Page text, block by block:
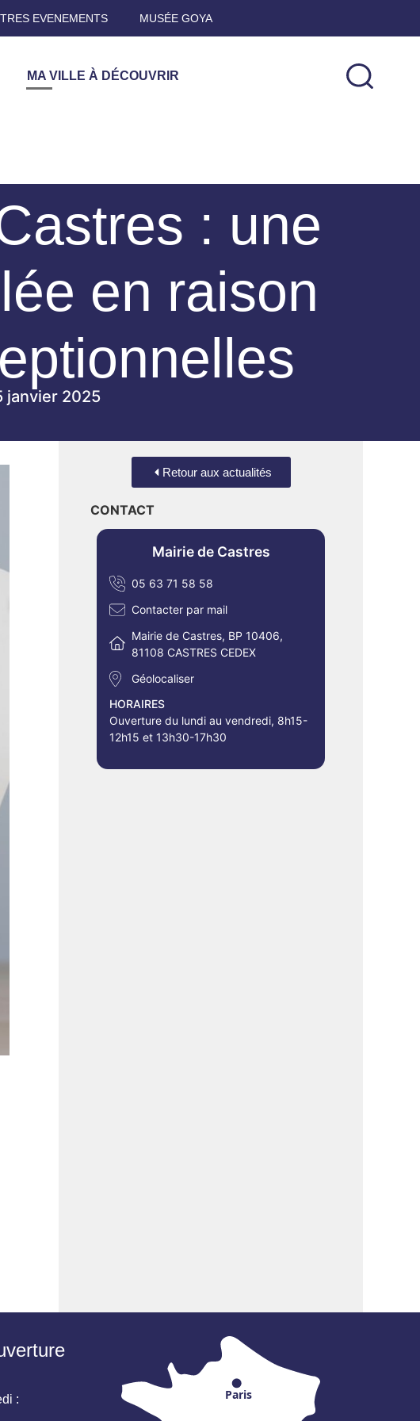
EVENEMENTS MUSÉE GOYA
MA VILLE À DÉCOUVRIR
: une
en raison
janvier 2025
Retour aux actualités
CONTACT
Mairie de Castres
05 63 71 58 58
Contacter par mail
Mairie de Castres, BP 10406,
81108 CASTRES CEDEX
Géolocaliser
HORAIRES
Ouverture du lundi au vendredi, 8h15-
12h15 et 13h30-17h30
:
Paris